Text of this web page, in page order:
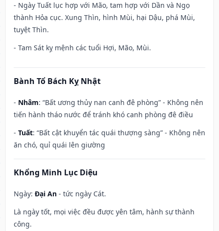
- Ngày Tuất lục hợp với Mão, tam hợp với Dần và Ngọ
thành Hỏa cục. Xung Thìn, hình Mùi, hại Dậu, phá Mùi,
tuyệt Thìn.
- Tam Sát kỵ mệnh các tuổi Hợi, Mão, Mùi.
Bành Tổ Bách Kỵ Nhật
- Nhâm: “Bất ương thủy nan canh đê phòng” - Không nên
tiến hành tháo nước để tránh khó canh phòng đê điều
- Tuất: “Bất cật khuyển tác quái thượng sàng” - Không nên
ăn chó, quỉ quái lên giường
Khổng Minh Lục Diệu
Ngày: Đại An - tức ngày Cát.
Là ngày tốt, mọi việc đều được yên tâm, hành sự thành
công.